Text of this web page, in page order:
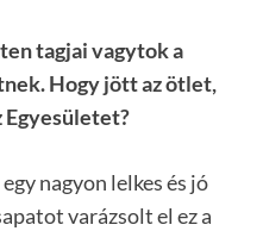
tagjai vagytok a
Hogy jött az ötlet,
Egyesületet?
nagyon lelkes és jó
varázsolt el ez a